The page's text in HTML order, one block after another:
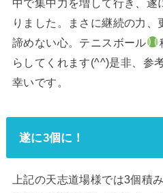
中で集中力を増して行き、遂
りました。まさに継続の力
諦めない心。テニスボール
らしてくれます(^^)是非、参
幸いです。
遂に3個に！
上記の天志道場様では3個積